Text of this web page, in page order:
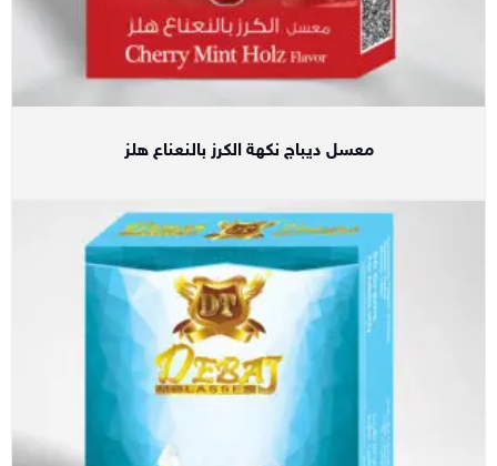
معسل ديباج نكهة الكرز بالنعناع هلز